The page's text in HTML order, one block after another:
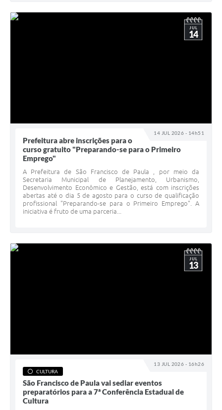
14 JUL 2026 - 14h51
JUL
14
Prefeitura abre inscrições para o
curso gratuito "Preparando-se para o Primeiro
Emprego"
A Prefeitura de São Francisco de Paula , por meio da
Secretaria Municipal de Planejamento, Urbanismo,
Desenvolvimento Econômico e Gestão, está com inscrições
abertas até o dia 5 de agosto para o curso de qualificação
profissional "Preparando-se para o Primeiro Emprego". A
iniciativa é fruto de uma parceria...
13 JUL 2026 - 16h26
JUL
13
CULTURA
São Francisco de Paula vai sediar eventos
preparatórios para a 7ª Conferência Estadual de
Cultura